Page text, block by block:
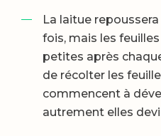
La laitue
fois, mais les
petites après
de récolter les
commencent à
autrement elles